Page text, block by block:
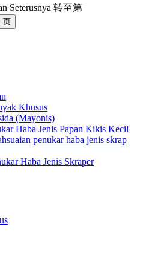
Seterusnya 转至第
Khusus
(Mayonis)
Haba Jenis Papan Kikis Kecil
penukar haba jenis skrap
Haba Jenis Skraper